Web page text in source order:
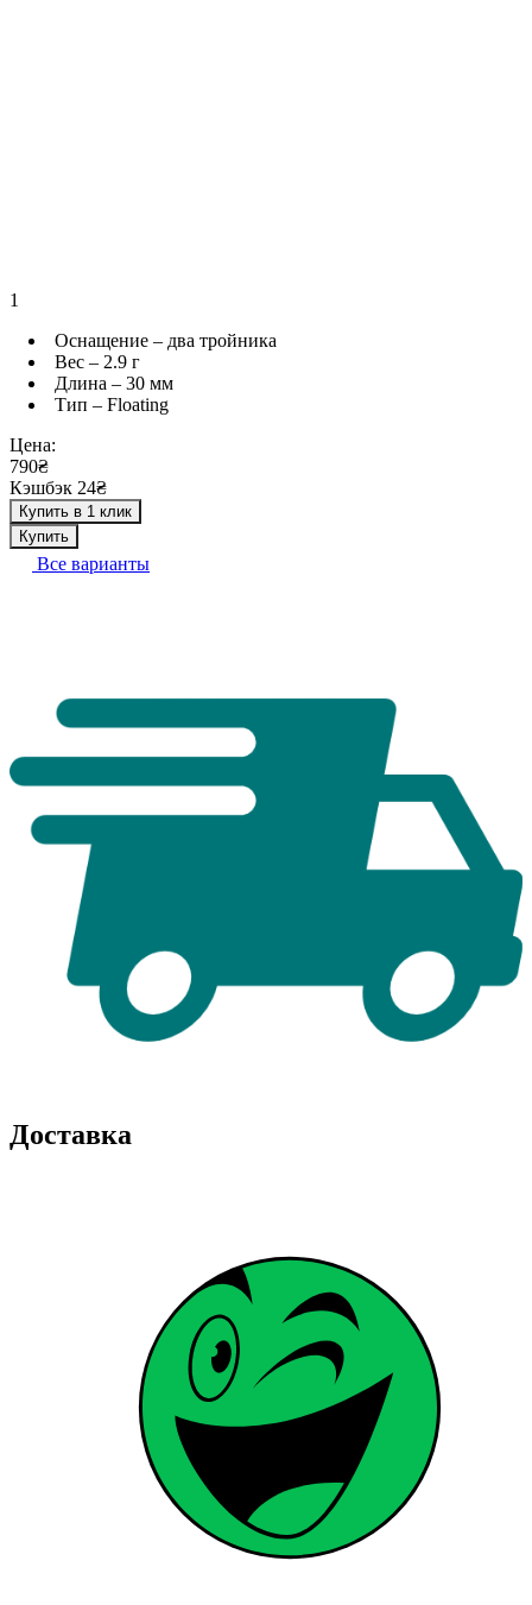
1
Оснащение – два тройника
Вес – 2.9 г
Длина – 30 мм
Тип – Floating
Цена:
790₴
Кэшбэк 24₴
Купить в 1 клик
Купить
Все варианты
Доставка